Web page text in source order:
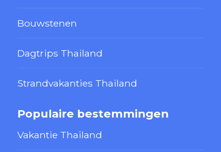
Bouwstenen
Dagtrips Thailand
Strandvakanties Thailand
Populaire bestemmingen
Vakantie Thailand